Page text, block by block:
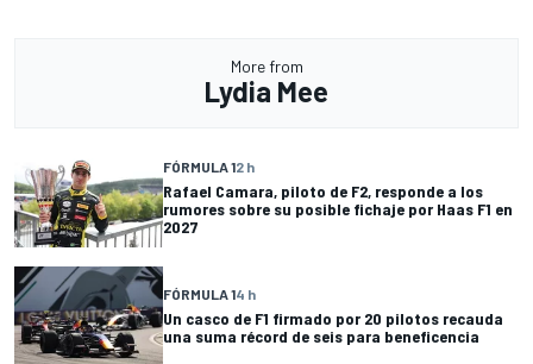
More from
Lydia Mee
FÓRMULA 12 h
Rafael Camara, piloto de F2, responde a los
rumores sobre su posible fichaje por Haas F1 en
2027
FÓRMULA 14 h
Un casco de F1 firmado por 20 pilotos recauda
una suma récord de seis para beneficencia